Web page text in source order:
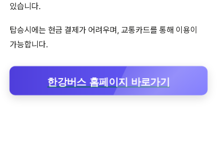
있습니다.
탑승시에는 현금 결제가 어려우며, 교통카드를 통해 이용이
가능합니다.
한강버스 홈페이지 바로가기